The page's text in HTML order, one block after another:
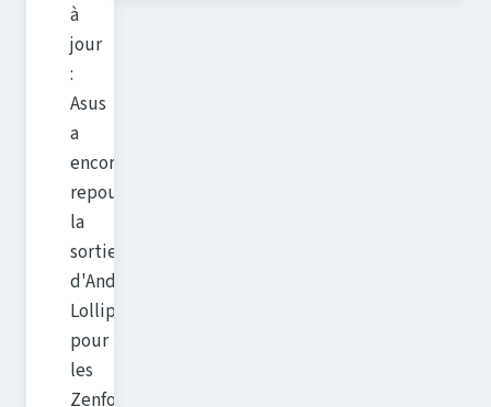
à
jour
:
Asus
a
encore
repoussé
la
sortie
d'Android
Lollipop
pour
les
Zenfone